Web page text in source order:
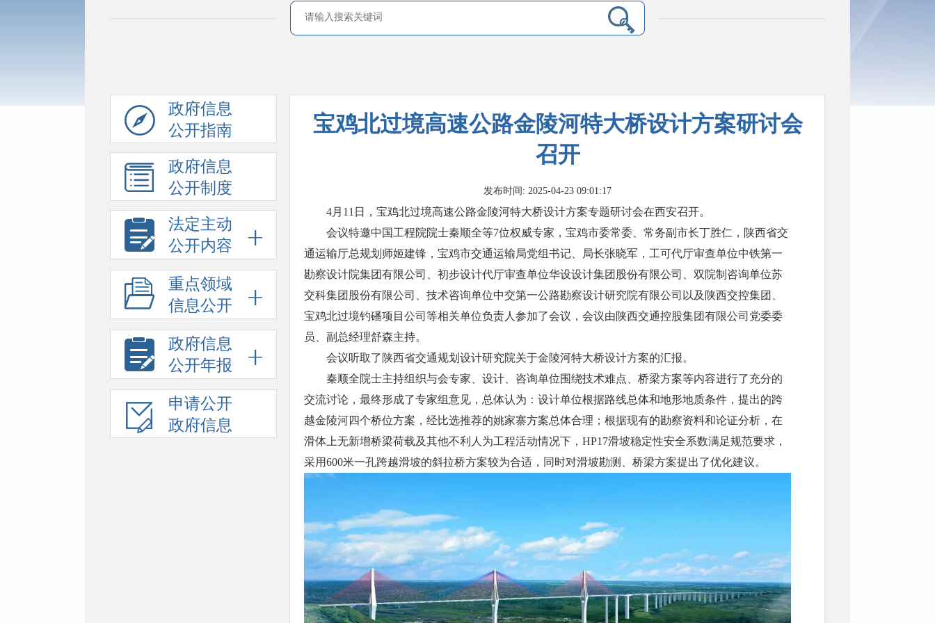
政府信息
公开指南
政府信息
公开制度
法定主动
公开内容
重点领域
信息公开
政府信息
公开年报
申请公开
政府信息
宝鸡北过境高速公路金陵河特大桥设计方案研讨会
召开
发布时间: 2025-04-23 09:01:17
4月11日，宝鸡北过境高速公路金陵河特大桥设计方案专题研讨会在西安召开。
会议特邀中国工程院院士秦顺全等7位权威专家，宝鸡市委常委、常务副市长丁胜仁，陕西省交
通运输厅总规划师姬建锋，宝鸡市交通运输局党组书记、局长张晓军，工可代厅审查单位中铁第一
勘察设计院集团有限公司、初步设计代厅审查单位华设设计集团股份有限公司、双院制咨询单位苏
交科集团股份有限公司、技术咨询单位中交第一公路勘察设计研究院有限公司以及陕西交控集团、
宝鸡北过境钓磻项目公司等相关单位负责人参加了会议，会议由陕西交通控股集团有限公司党委委
员、副总经理舒森主持。
会议听取了陕西省交通规划设计研究院关于金陵河特大桥设计方案的汇报。
秦顺全院士主持组织与会专家、设计、咨询单位围绕技术难点、桥梁方案等内容进行了充分的
交流讨论，最终形成了专家组意见，总体认为：设计单位根据路线总体和地形地质条件，提出的跨
越金陵河四个桥位方案，经比选推荐的姚家寨方案总体合理；根据现有的勘察资料和论证分析，在
滑体上无新增桥梁荷载及其他不利人为工程活动情况下，HP17滑坡稳定性安全系数满足规范要求，
采用600米一孔跨越滑坡的斜拉桥方案较为合适，同时对滑坡勘测、桥梁方案提出了优化建议。